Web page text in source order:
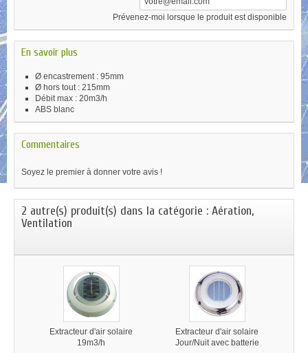
Prévenez-moi lorsque le produit est disponible
En savoir plus
Ø encastrement : 95mm
Ø hors tout : 215mm
Débit max : 20m3/h
ABS blanc
Commentaires
Soyez le premier à donner votre avis !
2 autre(s) produit(s) dans la catégorie : Aération,
Ventilation
Extracteur d'air solaire
19m3/h
Extracteur d'air solaire
Jour/Nuit avec batterie